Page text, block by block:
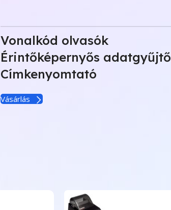
Vonalkód olvasók
Érintőképernyős adatgyűjtő
Címkenyomtató
Vásárlás